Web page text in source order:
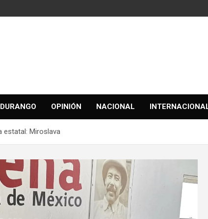
DURANGO OPINIÓN NACIONAL
estatal: Miroslava